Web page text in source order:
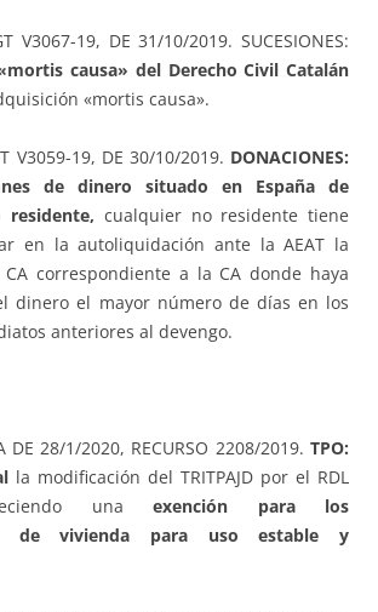
V3067-19, DE 31/10/2019. SUCESIONES:
causa» del Derecho Civil Catalán
«mortis causa».
V3059-19, DE 30/10/2019. DONACIONES:
de dinero situado en España de
residente, cualquier no residente tiene
en la autoliquidación ante la AEAT la
correspondiente a la CA donde haya
dinero el mayor número de días en los
anteriores al devengo.
DE 28/1/2020, RECURSO 2208/2019. TPO:
la modificación del TRITPAJD por el RDL
unaexención para los
de vivienda para uso estable y